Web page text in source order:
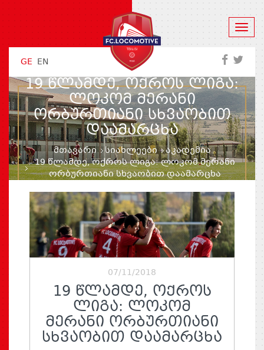
GE EN
19 ᲬᲚᲐᲛᲓᲔ, ᲝᲥᲠᲝᲡ ᲚᲘᲒᲐ:
ᲚᲝᲙᲝᲛ ᲛᲔᲠᲐᲜᲘ
ᲝᲠᲑᲣᲠᲗᲘᲐᲜᲘ ᲡᲮᲕᲐᲝᲑᲘᲗ
ᲓᲐᲐᲛᲐᲠᲪᲮᲐ
მთავარი სიახლეები
აკადემია
19 წლამდე, ოქროს ლიგა: ლოკომ მერანი
ორბურთიანი სხვაობით დაამარცხა
07/11/2018
19 ᲬᲚᲐᲛᲓᲔ, ᲝᲥᲠᲝᲡ
ᲚᲘᲒᲐ: ᲚᲝᲙᲝᲛ
ᲛᲔᲠᲐᲜᲘ ᲝᲠᲑᲣᲠᲗᲘᲐᲜᲘ
ᲡᲮᲕᲐᲝᲑᲘᲗ ᲓᲐᲐᲛᲐᲠᲪᲮᲐ